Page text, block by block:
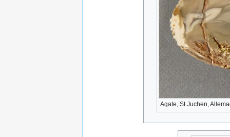
Agate, St Juchen,